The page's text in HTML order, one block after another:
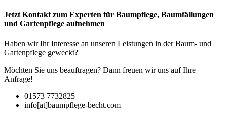
Jetzt Kontakt zum Experten für Baumpflege, Baumfällungen
und Gartenpflege aufnehmen
Haben wir Ihr Interesse an unseren Leistungen in der Baum- und
Gartenpflege geweckt?
Möchten Sie uns beauftragen? Dann freuen wir uns auf Ihre
Anfrage!
01573 7732825
info[at]baumpflege-becht.com